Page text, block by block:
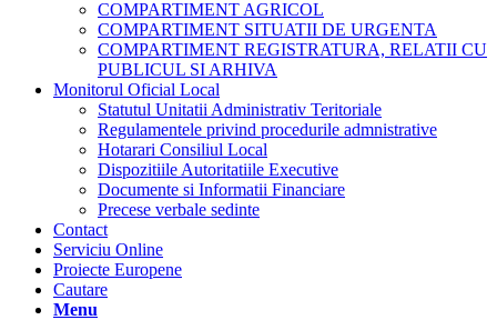
COMPARTIMENT AGRICOL
COMPARTIMENT SITUATII DE URGENTA
COMPARTIMENT REGISTRATURA, RELATII CU
PUBLICUL SI ARHIVA
Monitorul Oficial Local
Statutul Unitatii Administrativ Teritoriale
Regulamentele privind procedurile admnistrative
Hotarari Consiliul Local
Dispozitiile Autoritatiile Executive
Documente si Informatii Financiare
Precese verbale sedinte
Contact
Serviciu Online
Proiecte Europene
Cautare
Menu